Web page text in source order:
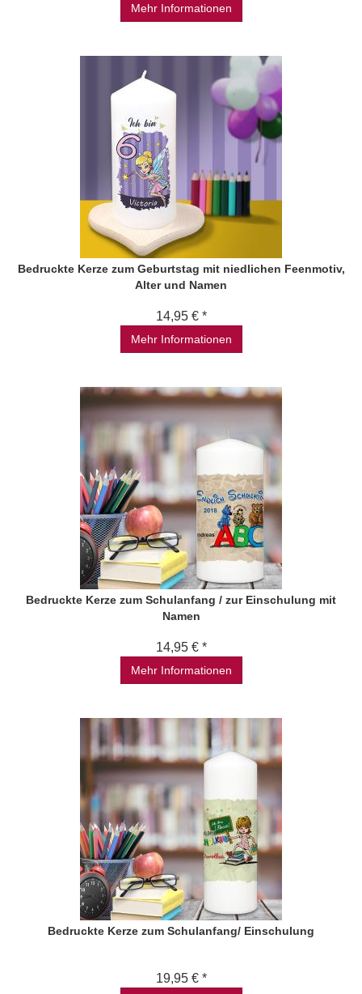
Mehr Informationen
Bedruckte Kerze zum Geburtstag mit niedlichen Feenmotiv,
Alter und Namen
14,95 € *
Mehr Informationen
Bedruckte Kerze zum Schulanfang / zur Einschulung mit
Namen
14,95 € *
Mehr Informationen
Bedruckte Kerze zum Schulanfang/ Einschulung
19,95 € *